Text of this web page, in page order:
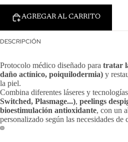
AGREGAR AL CARRITO
DESCRIPCIÓN
Protocolo médico diseñado para tratar
daño actínico, poiquilodermia) y
la piel.
Combina diferentes láseres y tecnologías
Switched, Plasmage...), peelings
bioestimulación antioxidante, con un
personalizado según las necesidades de